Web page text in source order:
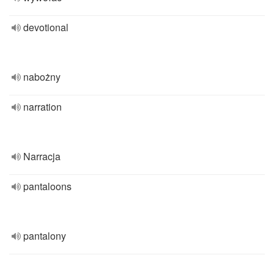
devotional
nabożny
narration
Narracja
pantaloons
pantalony